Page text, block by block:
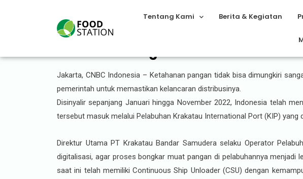
Tentang Kami Berita & Kegiatan
Distribusi Pangan Jadi Kunci
Jakarta, CNBC Indonesia – Ketahanan pangan tidak bisa dimungkiri
pemerintah untuk memastikan kelancaran distribusinya.
Disinyalir sepanjang Januari hingga November 2022, Indonesia telah
tersebut masuk melalui Pelabuhan Krakatau International Port (KIP)
Direktur Utama PT Krakatau Bandar Samudera selaku Operator
digitalisasi, agar proses bongkar muat pangan di pelabuhannya menjadi
saat ini telah memiliki Continuous Ship Unloader (CSU) dengan